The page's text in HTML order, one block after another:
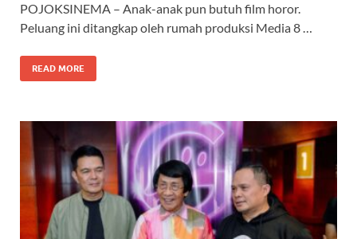
POJOKSINEMA – Anak-anak pun butuh film horor.
Peluang ini ditangkap oleh rumah produksi Media 8 …
READ MORE